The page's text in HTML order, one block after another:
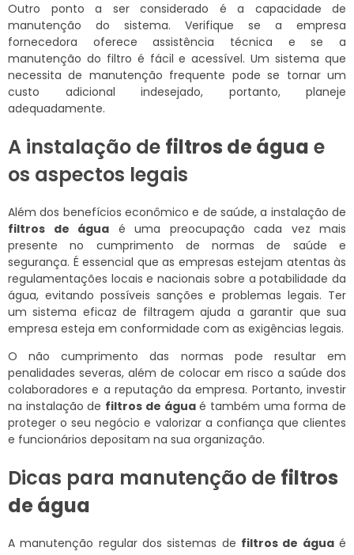
Outro ponto a ser considerado é a capacidade de
manutenção do sistema. Verifique se a empresa
fornecedora oferece assistência técnica e se a
manutenção do filtro é fácil e acessível. Um sistema que
necessita de manutenção frequente pode se tornar um
custo adicional indesejado, portanto, planeje
adequadamente.
A instalação de filtros de água e
os aspectos legais
Além dos benefícios econômico e de saúde, a instalação de
filtros de água é uma preocupação cada vez mais
presente no cumprimento de normas de saúde e
segurança. É essencial que as empresas estejam atentas às
regulamentações locais e nacionais sobre a potabilidade da
água, evitando possíveis sanções e problemas legais. Ter
um sistema eficaz de filtragem ajuda a garantir que sua
empresa esteja em conformidade com as exigências legais.
O não cumprimento das normas pode resultar em
penalidades severas, além de colocar em risco a saúde dos
colaboradores e a reputação da empresa. Portanto, investir
na instalação de filtros de águaé também uma forma de
proteger o seu negócio e valorizar a confiança que clientes
e funcionários depositam na sua organização.
Dicas para manutenção de filtros
de água
A manutenção regular dos sistemas de filtros de águaé